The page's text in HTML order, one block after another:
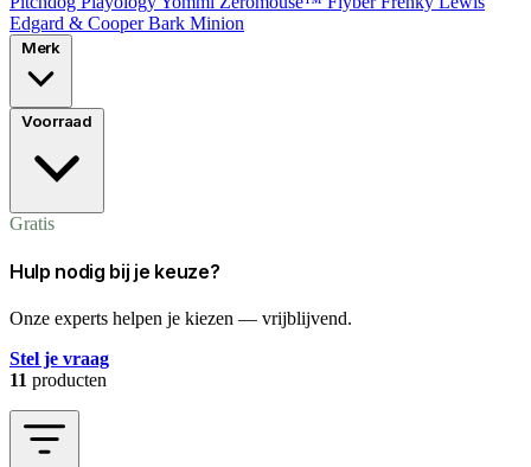
Edgard & CooperBark Minion
Merk
Voorraad
Gratis
Hulp nodig bij je keuze?
Onze experts helpen je kiezen — vrijblijvend.
Stel je vraag
11 producten